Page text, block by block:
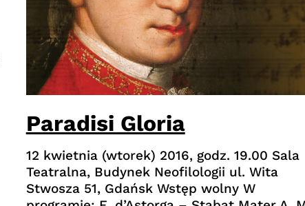
Paradisi Gloria
12 kwietnia (wtorek) 2016, godz. 19.00 Sala
Teatralna, Budynek Neofilologii ul. Wita
Stwosza 51, Gdańsk Wstęp wolny W